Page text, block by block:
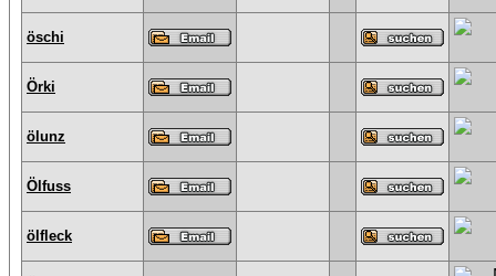
öschi
Örki
ölunz
Ölfuss
ölfleck